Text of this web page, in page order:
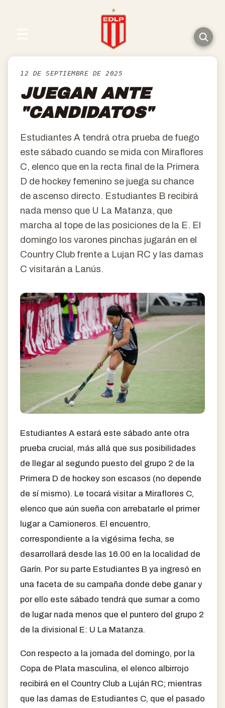
12 DE SEPTIEMBRE DE 2025
JUEGAN ANTE
"CANDIDATOS"
Estudiantes A tendrá otra prueba de fuego
este sábado cuando se mida con Miraflores
C, elenco que en la recta final de la Primera
D de hockey femenino se juega su chance
de ascenso directo. Estudiantes B recibirá
nada menso que U La Matanza, que
marcha al tope de las posiciones de la E. El
domingo los varones pinchas jugarán en el
Country Club frente a Lujan RC y las damas
C visitarán a Lanús.
Estudiantes A estará este sábado ante otra
prueba crucial, más allá que sus posibilidades
de llegar al segundo puesto del grupo 2 de la
Primera D de hockey son escasos (no depende
de sí mismo). Le tocará visitar a Miraflores C,
elenco que aún sueña con arrebatarle el primer
lugar a Camioneros. El encuentro,
correspondiente a la vigésima fecha, se
desarrollará desde las 16.00 en la localidad de
Garín. Por su parte Estudiantes B ya ingresó en
una faceta de su campaña donde debe ganar y
por ello este sábado tendrá que sumar a como
de lugar nada menos que el puntero del grupo 2
de la divisional E: U La Matanza.
Con respecto a la jornada del domingo, por la
Copa de Plata masculina, el elenco albirrojo
recibirá en el Country Club a Luján RC; mientras
que las damas de Estudiantes C, que el pasado